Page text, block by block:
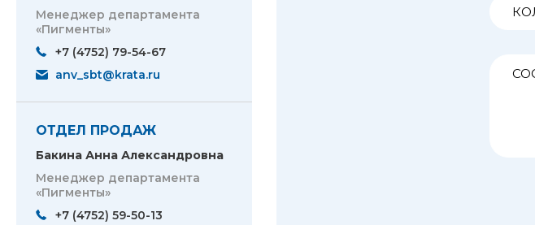
Менеджер департамента
«Пигменты»
+7 (4752) 79-54-67
anv_sbt@krata.ru
ОТДЕЛ ПРОДАЖ
Бакина Анна Александровна
Менеджер департамента
«Пигменты»
+7 (4752) 59-50-13